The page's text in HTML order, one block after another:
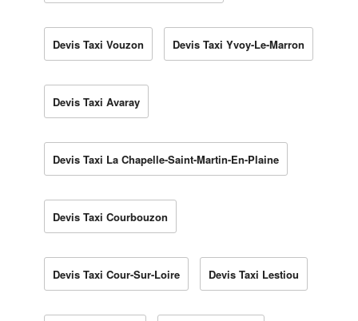
Devis Taxi Vouzon Devis Taxi Yvoy-Le-Marron
Devis Taxi Avaray
Devis Taxi La Chapelle-Saint-Martin-En-Plaine
Devis Taxi Courbouzon
Devis Taxi Cour-Sur-Loire Devis Taxi Lestiou